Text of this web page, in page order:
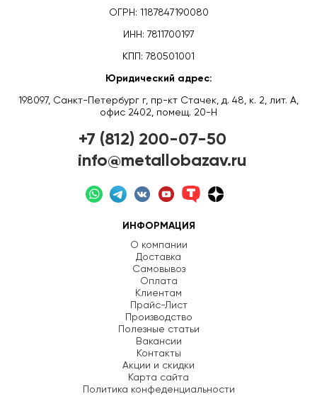
ОГРН: 1187847190080
ИНН: 7811700197
КПП: 780501001
Юридический адрес:
198097, Санкт-Петербург г, пр-кт Стачек, д. 48, к. 2, лит. А,
офис 2402, помещ. 20-Н
+7 (812) 200-07-50
info@metallobazav.ru
ИНФОРМАЦИЯ
О компании
Доставка
Самовывоз
Оплата
Клиентам
Прайс-Лист
Производство
Полезные статьи
Вакансии
Контакты
Акции и скидки
Карта сайта
Политика конфеденциальности